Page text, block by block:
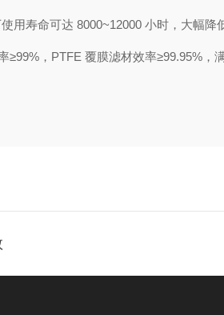
用寿命可达 8000~12000 小时，大幅降
，PTFE 覆膜滤材效率≥99.95%，